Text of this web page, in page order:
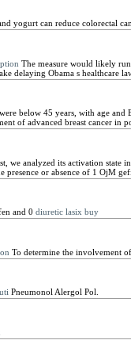
yogurt can reduce colorectal
The measure would likely run
delaying Obama s healthcare
below 45 years, with age
of advanced breast cancer in
we analyzed its activation state
presence or absence of 1 ОјM
and 0 diuretic lasix buy
To determine the involvement
Pneumonol Alergol Pol.